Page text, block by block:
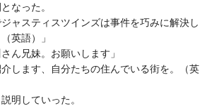
なった。
ャスティスツインズは事件を巧みに解決し
英語）」
ん兄妹。お願いします」
介します、自分たちの住んでいる街を。（英
していった。